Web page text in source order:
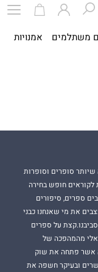
משתלמים אמנויות
סופרים וסופרות
חופש בחירה
ספרים, סיפורים
את מי שאנחנו כבני
על ספרים
מהמהפכה של
אשר פתחה את שוק
ובעיקר חשפה את